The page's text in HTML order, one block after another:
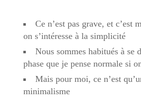
Ce n’est pas grave, et c’est
on s’intéresse à la simplicité
Nous sommes habitués à se
phase que je pense normale si
Mais pour moi, ce n’est
minimalisme